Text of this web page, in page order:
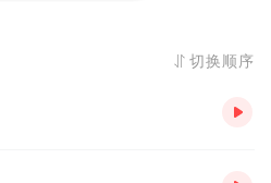
切换顺序